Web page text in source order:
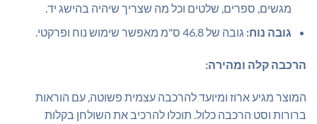
מגשים, ספרים, שלטים וכל מה שצריך שיהיה בהישג יד.
גובה נוח: גובה של 46.8 ס"מ מאפשר שימוש נוח ופרקטי.
הרכבה קלה ומהירה:
המוצר מגיע ארוז ומיועד להרכבה עצמית פשוטה, עם הוראות
ברורות וסט הרכבה כלול. תוכלו להרכיב את השולחן בקלות